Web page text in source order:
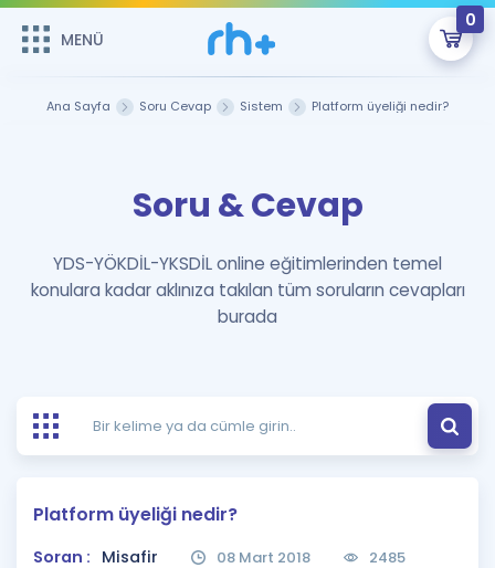
MENÜ
0
Şifremi Hatırlamıyorum
GİRİŞ YAP
Remzi Hoca ile seni sınava hazırlayacak onlarca eğitim seni
bekliyor!
MENÜ
Çalışma Paketleri
Kitaplar ve Kaynaklar
Ücretsiz Kaynaklar
Puan Hesaplama
Blog
İngilizce Gramer
Hakkımızda
Ana Sayfa Soru Cevap Sistem Platform üyeliği nedir?
Soru & Cevap
YDS-YÖKDİL-YKSDİL online eğitimlerinden temel
konulara kadar aklınıza takılan tüm soruların cevapları
burada
Platform üyeliği nedir?
Soran : Misafir 08 Mart 2018 2485